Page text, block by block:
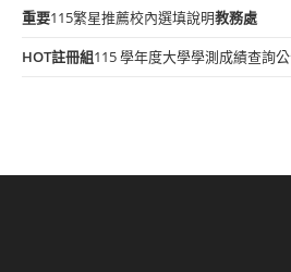
重要115繁星推薦校內選填說明教務處
HOT註冊組115 學年度大學學測成績查詢